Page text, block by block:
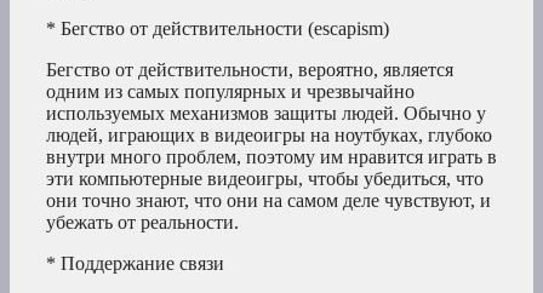
* Бегство от действительности (escapism)
Бегство от действительности, вероятно, является
одним из самых популярных и чрезвычайно
используемых механизмов защиты людей. Обычно у
людей, играющих в видеоигры на ноутбуках, глубоко
внутри много проблем, поэтому им нравится играть в
эти компьютерные видеоигры, чтобы убедиться, что
они точно знают, что они на самом деле чувствуют, и
убежать от реальности.
* Поддержание связи